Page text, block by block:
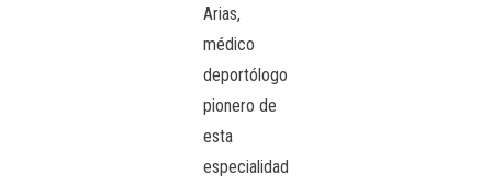
Arias,
médico
deportólogo
pionero de
esta
especialidad